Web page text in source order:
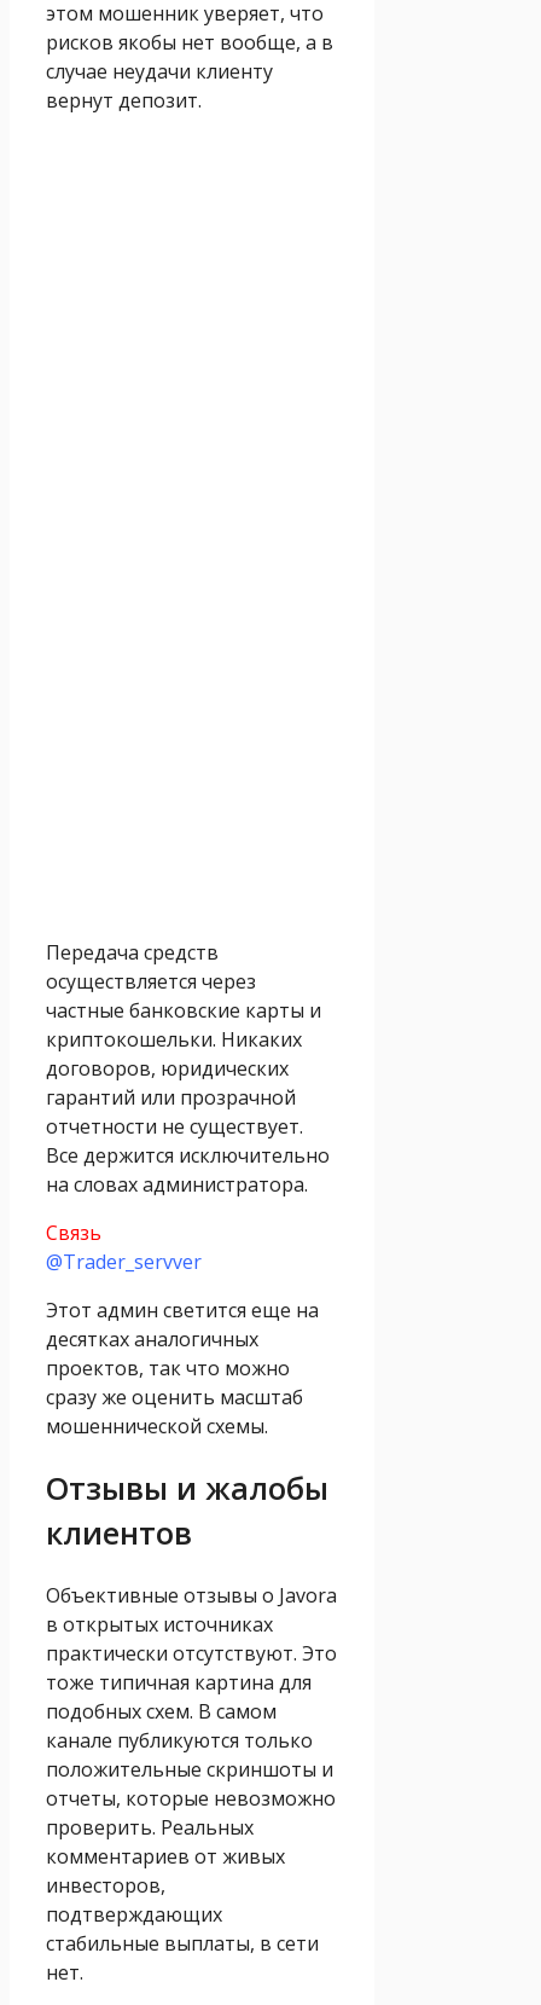
этом мошенник уверяет, что
рисков якобы нет вообще, а в
случае неудачи клиенту
вернут депозит.
Передача средств
осуществляется через
частные банковские карты и
криптокошельки. Никаких
договоров, юридических
гарантий или прозрачной
отчетности не существует.
Все держится исключительно
на словах администратора.
Связь
@Trader_servver
Этот админ светится еще на
десятках аналогичных
проектов, так что можно
сразу же оценить масштаб
мошеннической схемы.
Отзывы и жалобы
клиентов
Объективные отзывы о Javora
в открытых источниках
практически отсутствуют. Это
тоже типичная картина для
подобных схем. В самом
канале публикуются только
положительные скриншоты и
отчеты, которые невозможно
проверить. Реальных
комментариев от живых
инвесторов,
подтверждающих
стабильные выплаты, в сети
нет.